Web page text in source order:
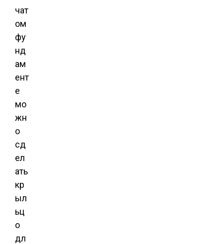
чат
ом
фу
нд
ам
ент
е
мо
жн
о
сд
ел
ать
кр
ыл
ьц
о
дл